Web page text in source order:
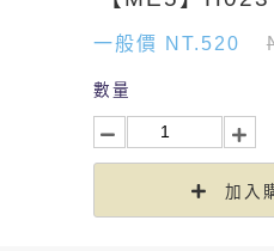
一般價 NT.520
數量
加入